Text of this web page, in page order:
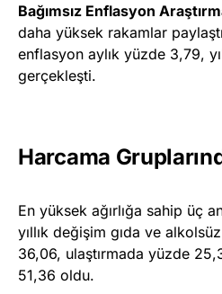
Bağımsız Enflasyon
daha yüksek rakamlar
enflasyon aylık yüzde 3,79,
gerçekleşti.
Harcama
En yüksek ağırlığa sahip üç
yıllık değişim gıda ve
36,06, ulaştırmada yüzde
51,36 oldu.